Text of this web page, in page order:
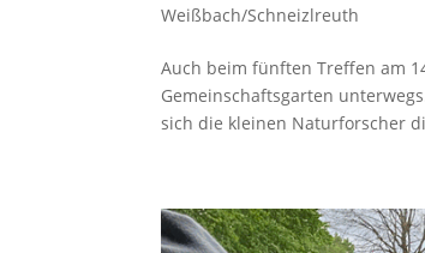
Weißbach/Schneizlreuth
Auch beim fünften Treffen am
Gemeinschaftsgarten
sich die kleinen Naturforscher